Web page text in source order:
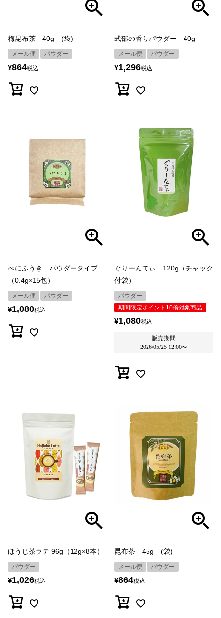
梅昆布茶 40g (袋)
メール便 パウダー
¥864税込
式部の香りパウダー 40g
メール便 パウダー
¥1,296税込
べにふうき パウダータイプ
（0.4g×15包）
メール便 パウダー
¥1,080税込
ぐりーんてぃ 120g（チャック
付袋）
パウダー
期間限定ポイント10倍対象商品
¥1,080税込
販売期間
2026/05/25 12:00〜
ほうじ茶ラテ 96g（12g×8本）
パウダー
¥1,026税込
昆布茶 45g (袋)
メール便 パウダー
¥864税込